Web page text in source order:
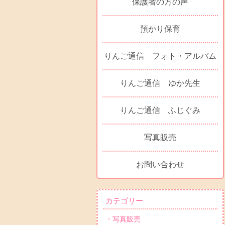
保護者の方の声
預かり保育
りんご通信 フォト・アルバム
りんご通信 ゆか先生
りんご通信 ふじぐみ
写真販売
お問い合わせ
カテゴリー
・写真販売